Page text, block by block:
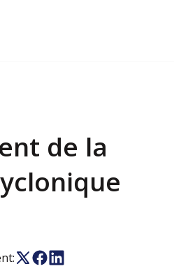
de la